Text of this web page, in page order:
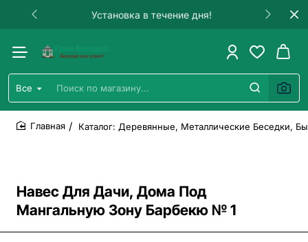
Установка в течение дня!
Все
Поиск
по
магазину...
Навес Для Дачи, Дома Под
Мангальную Зону Барбекю № 1
Каталог: Деревянные, Металлические Беседки,